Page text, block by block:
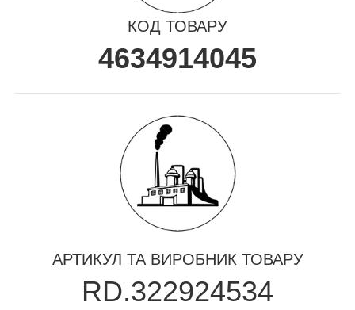
КОД ТОВАРУ
4634914045
АРТИКУЛ ТА ВИРОБНИК ТОВАРУ
RD.322924534